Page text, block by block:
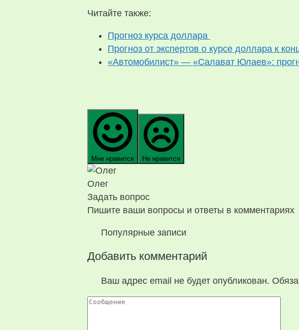
Читайте также:
Прогноз курса доллара
Прогноз от экспертов о курсе доллара к
«Автомобилист» — «Салават Юлаев»:
Мне нравится Не нравится
Олег
Задать вопрос
Пишите ваши вопросы и ответы в комментариях
Популярные записи
Добавить комментарий
Ваш адрес email не будет опубликован.